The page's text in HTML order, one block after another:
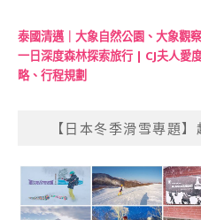
泰國清邁｜大象自然公園、大象
一日深度森林探索旅行 | CJ夫人愛
略、行程規劃
【日本冬季滑雪專題